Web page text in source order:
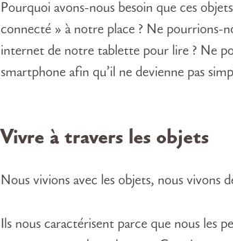
Pourquoi avons-nous besoin que ces
connecté » à notre place ? Ne pourrions-
internet de notre tablette pour lire ? Ne
smartphone afin qu’il ne devienne pas
Vivre à travers les objets
Nous vivions avec les objets, nous vivons
Ils nous caractérisent parce que nous les